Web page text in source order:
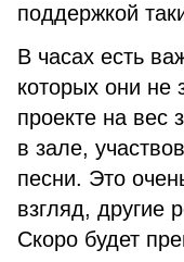
поддержкой
В часах есть
которых они не
проекте на вес
в зале,
песни. Это
взгляд, другие
Скоро будет